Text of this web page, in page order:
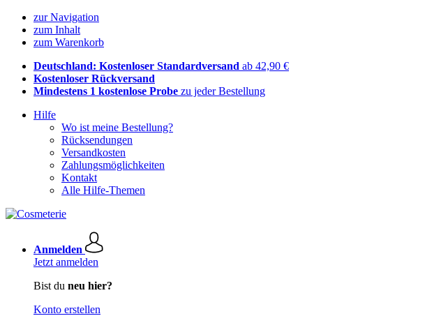
zur Navigation
zum Inhalt
zum Warenkorb
Deutschland: Kostenloser Standardversand ab 42,90 €
Kostenloser Rückversand
Mindestens 1 kostenlose Probe zu jeder Bestellung
Hilfe
Wo ist meine Bestellung?
Rücksendungen
Versandkosten
Zahlungsmöglichkeiten
Kontakt
Alle Hilfe-Themen
Anmelden
Jetzt anmelden
Bist du neu hier?
Konto erstellen